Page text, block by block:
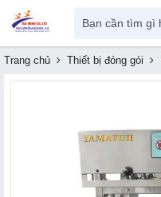
Trang chủ Thiết bị đóng gói